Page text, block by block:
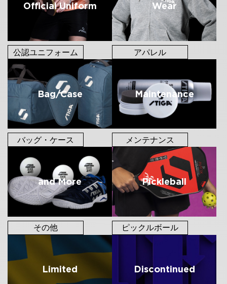
Official Uniform
公認ユニフォーム
Wear
アパレル
Bag/Case
バッグ・ケース
Maintenance
メンテナンス
and More
その他
Pickleball
ピックルボール
Limited Discontinued